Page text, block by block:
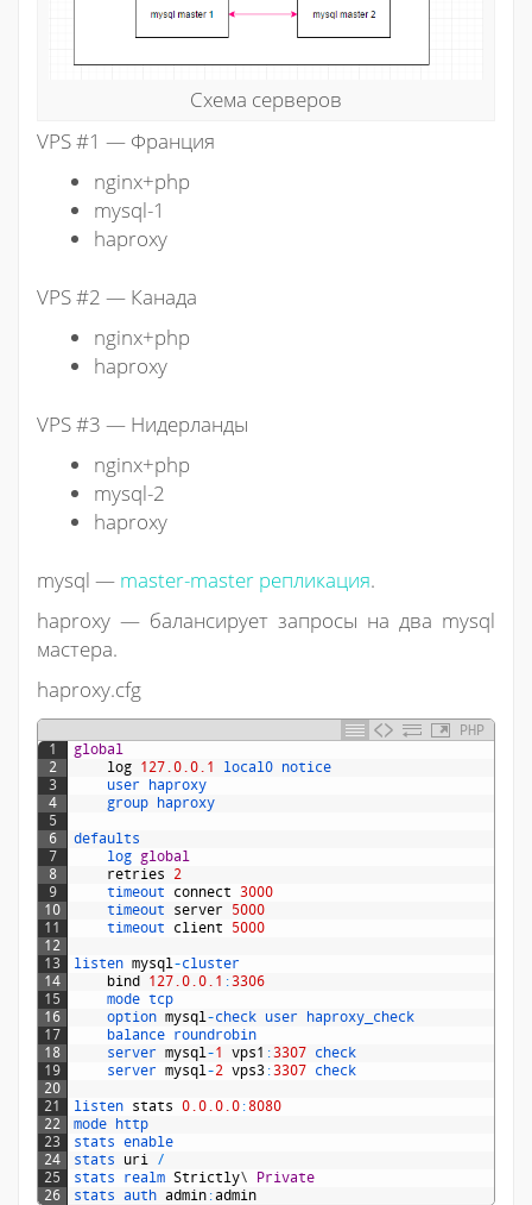
Схема серверов
VPS #1 — Франция
nginx+php
mysql-1
haproxy
VPS #2 — Канада
nginx+php
haproxy
VPS #3 — Нидерланды
nginx+php
mysql-2
haproxy
mysql — master-master репликация.
haproxy — балансирует запросы на два mysql
мастера.
haproxy.cfg
PHP
1
2
3
4
5
6
7
8
9
10
11
12
13
14
15
16
17
18
19
20
21
22
23
24
25
26
global
log 127.0.0.1 local0 notice
user haproxy
group haproxy
defaults
log global
retries
2
timeout connect 3000
timeout server
5000
timeout client 5000
listen mysql -cluster
bind 127.0.0.1 :3306
mode tcp
option mysql -check user haproxy_check
balance roundrobin
server mysql -1 vps1 :3307 check
server mysql -2 vps3 :3307 check
listen stats 0.0.0.0 : 8080
mode http
stats enable
stats uri
/
stats realm Strictly\
Private
stats auth admin :admin